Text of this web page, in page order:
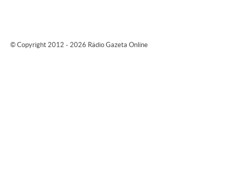
© Copyright 2012 - 2026 Rádio Gazeta Online